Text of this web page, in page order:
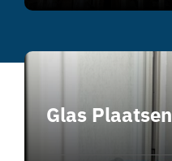
Glas Plaatsen